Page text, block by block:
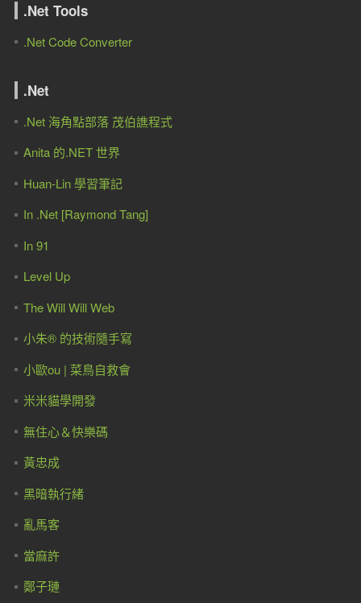
.Net Tools
.Net Code Converter
.Net
.Net 海角點部落 茂伯譙程式
Anita 的.NET 世界
Huan-Lin 學習筆記
In .Net [Raymond Tang]
In 91
Level Up
The Will Will Web
小朱® 的技術隨手寫
小歐ou | 菜鳥自救會
米米貓學開發
無住心＆快樂碼
黃忠成
黑暗執行緒
亂馬客
當麻許
鄭子璉